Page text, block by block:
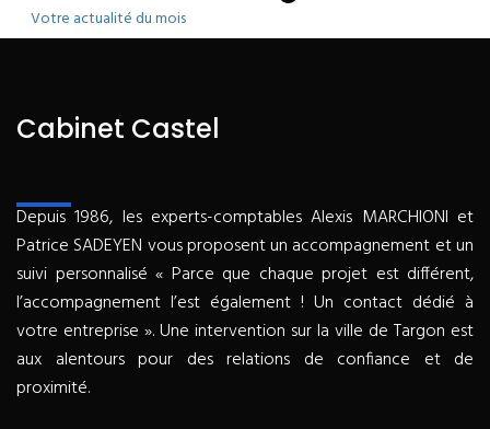
Votre actualité du mois
Cabinet Castel
Depuis 1986, les experts-comptables Alexis MARCHIONI et
Patrice SADEYEN vous proposent un accompagnement et un
suivi personnalisé « Parce que chaque projet est différent,
l’accompagnement l’est également ! Un contact dédié à
votre entreprise ». Une intervention sur la ville de Targon est
aux alentours pour des relations de confiance et de
proximité.